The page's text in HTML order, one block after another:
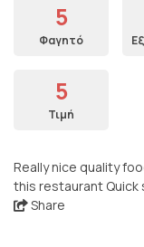
5
Φαγητό
5
Τιμή
Really nice quality
this restaurant Quick
Share